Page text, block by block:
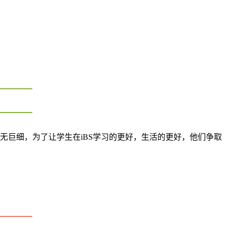
巨细，为了让学生在iBS学习的更好，生活的更好，他们争取